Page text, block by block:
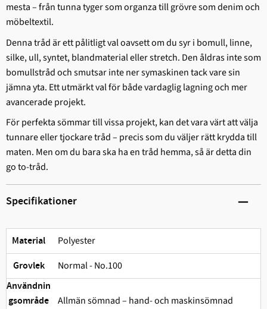
mesta – från tunna tyger som organza till grövre som denim och
möbeltextil.
Denna tråd är ett pålitligt val oavsett om du syr i bomull, linne,
silke, ull, syntet, blandmaterial eller stretch. Den åldras inte som
bomullstråd och smutsar inte ner symaskinen tack vare sin
jämna yta. Ett utmärkt val för både vardaglig lagning och mer
avancerade projekt.
För perfekta sömmar till vissa projekt, kan det vara värt att välja
tunnare eller tjockare tråd – precis som du väljer rätt krydda till
maten. Men om du bara ska ha en tråd hemma, så är detta din
go to-tråd.
Specifikationer
Material Polyester
Grovlek Normal - No.100
Användnin
gsområde
Allmän sömnad – hand- och maskinsömnad